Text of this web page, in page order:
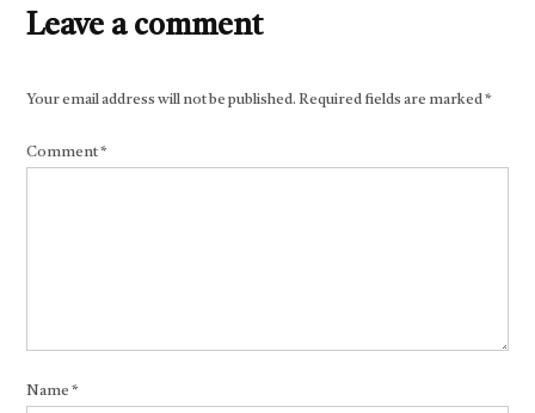
Leave a comment
Your email address will not be published. Required fields are marked*
Comment*
Name*